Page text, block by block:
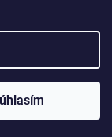
vyhradené.